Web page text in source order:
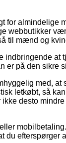
for almindelige
webbutikker
til mænd og
at
er på den sikre
med, at
letkøbt, så
desto
du efterspørger